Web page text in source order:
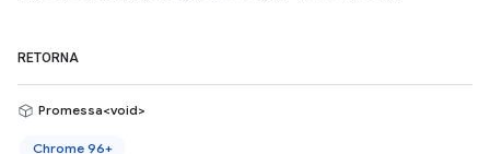
RETORNA
Promessa<void>
Chrome 96+